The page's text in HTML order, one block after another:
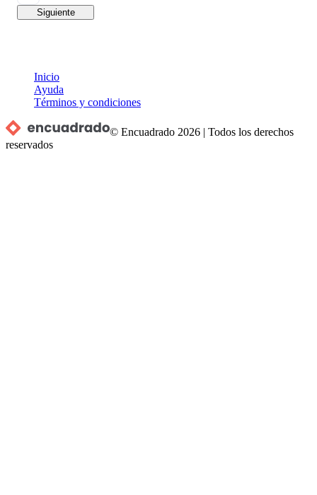
Siguiente
Inicio
Ayuda
Términos y condiciones
© Encuadrado 2026 |Todos los derechos
reservados